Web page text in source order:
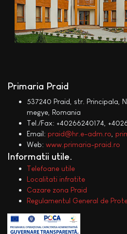
Primaria Praid
537240 Praid, str. Principala,
megye, Romania
Tel./Fax: +40266240174,
Email: praid@hr.e-adm.ro
Web: www.primaria-praid.ro
Informatii utile
Telefoane utile
Localitati infratite
Cazare zona Praid
Regulamentul General de